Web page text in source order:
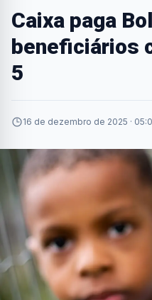
Caixa paga
beneficiários
5
16 de dezembro de 2025 ·